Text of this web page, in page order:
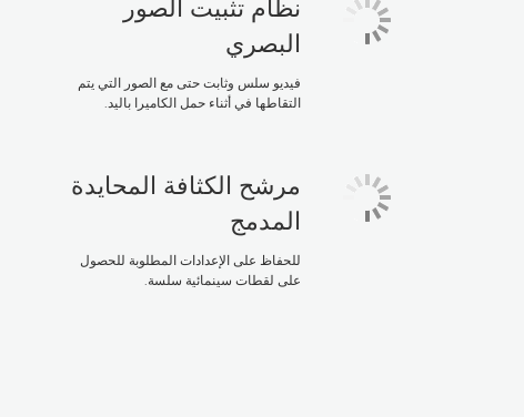
نظام تثبيت الصور
البصري
فيديو سلس وثابت حتى مع الصور التي يتم
التقاطها في أثناء حمل الكاميرا باليد.
مرشح الكثافة المحايدة
المدمج
للحفاظ على الإعدادات المطلوبة للحصول
على لقطات سينمائية سلسة.